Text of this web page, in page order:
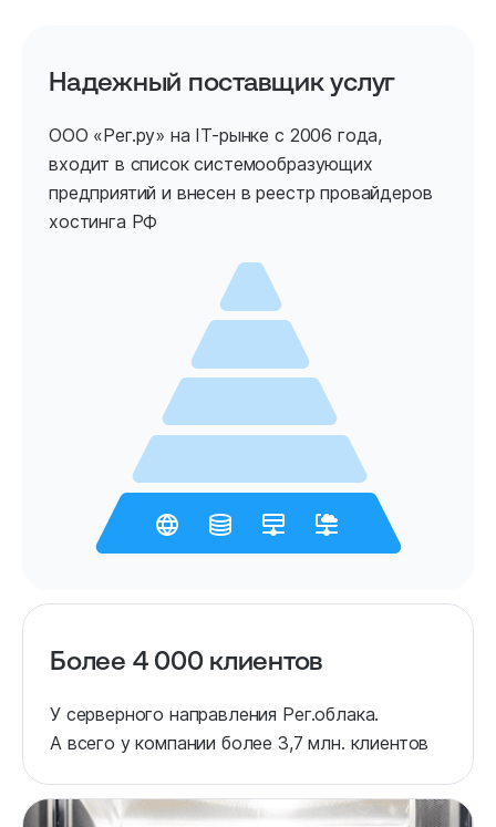
Надежный поставщик услуг
ООО «Рег.ру» на IT-рынке с 2006 года,
входит в список системообразующих
предприятий и внесен в реестр провайдеров
хостинга РФ
Более 4 000 клиентов
У серверного направления Рег.облака.
А всего у компании более 3,7 млн. клиентов